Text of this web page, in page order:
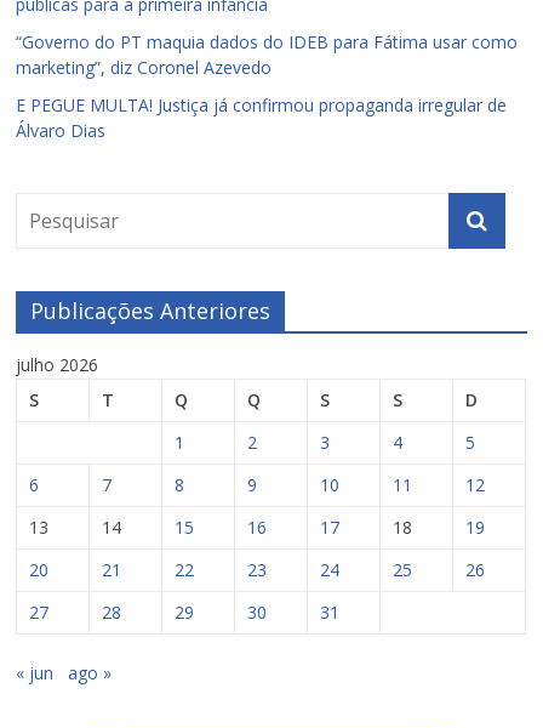
“Governo do PT maquia dados do IDEB para Fátima usar como
marketing”, diz Coronel Azevedo
E PEGUE MULTA! Justiça já confirmou propaganda irregular de
Álvaro Dias
Publicações Anteriores
julho 2026
S
T Q Q S S
D
1
2 3 4
5
6
7 8 9 10 11
12
13
14 15 16 17 18
19
20
21 22 23 24 25
26
27
28 29 30 31
« jun ago »